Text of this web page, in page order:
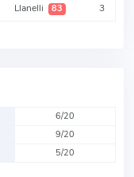
Llanelli 83 3
6/20
9/20
5/20